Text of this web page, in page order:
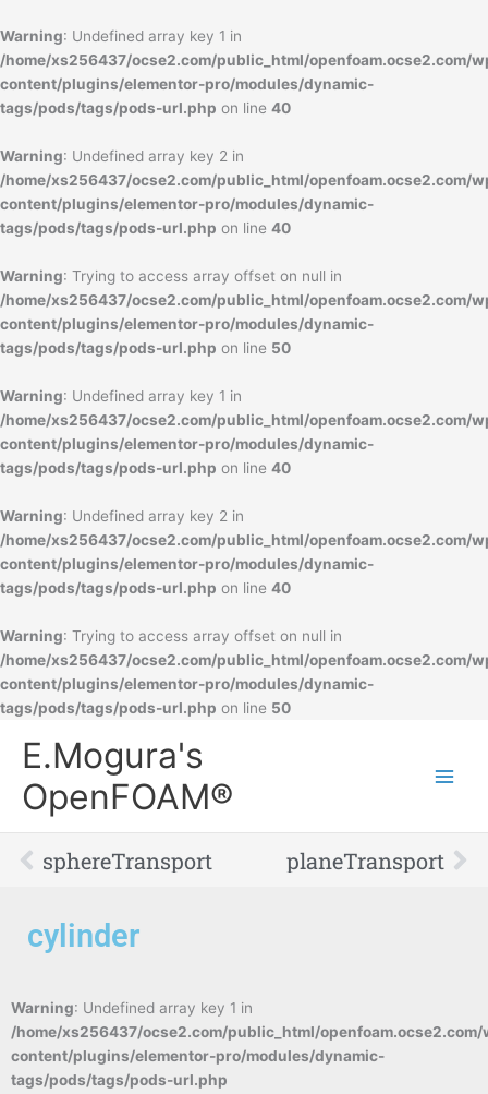
Warning: Undefined array key 1 in
/home/xs256437/ocse2.com/public_html/openfoam.ocse2.com/
content/plugins/elementor-pro/modules/dynamic-
tags/pods/tags/pods-url.php on line 40
Warning: Undefined array key 2 in
/home/xs256437/ocse2.com/public_html/openfoam.ocse2.com/
content/plugins/elementor-pro/modules/dynamic-
tags/pods/tags/pods-url.php on line 40
Warning: Trying to access array offset on null in
/home/xs256437/ocse2.com/public_html/openfoam.ocse2.com/
content/plugins/elementor-pro/modules/dynamic-
tags/pods/tags/pods-url.php on line 50
Warning: Undefined array key 1 in
/home/xs256437/ocse2.com/public_html/openfoam.ocse2.com/
content/plugins/elementor-pro/modules/dynamic-
tags/pods/tags/pods-url.php on line 40
Warning: Undefined array key 2 in
/home/xs256437/ocse2.com/public_html/openfoam.ocse2.com/
content/plugins/elementor-pro/modules/dynamic-
tags/pods/tags/pods-url.php on line 40
Warning: Trying to access array offset on null in
/home/xs256437/ocse2.com/public_html/openfoam.ocse2.com/
content/plugins/elementor-pro/modules/dynamic-
tags/pods/tags/pods-url.php on line 50
容
を
ス
キ
プ
E.Mogura's
OpenFOAM®
Prev
sphereTransport planeTransport
cylinder
Warning: Undefined array key 1 in
/home/xs256437/ocse2.com/public_html/openfoam.ocse2.com/
content/plugins/elementor-pro/modules/dynamic-
tags/pods/tags/pods-url.php